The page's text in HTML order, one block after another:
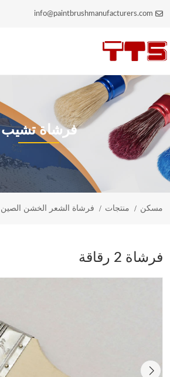
info@paintbrushmanufacturers.com
فرشاة تشيب
مسكن منتجات فرشاة الشعر الخشن الصين
فرشاة 2 رقاقة